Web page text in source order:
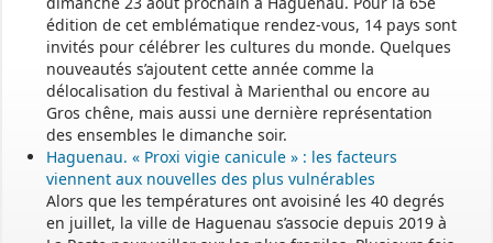
édition de cet emblématique rendez-vous, 14 pays sont
invités pour célébrer les cultures du monde. Quelques
nouveautés s’ajoutent cette année comme la
délocalisation du festival à Marienthal ou encore au
Gros chêne, mais aussi une dernière représentation
des ensembles le dimanche soir.
Haguenau. « Proxi vigie canicule » : les facteurs
viennent aux nouvelles des plus vulnérables
Alors que les températures ont avoisiné les 40 degrés
en juillet, la ville de Haguenau s’associe depuis 2019 à